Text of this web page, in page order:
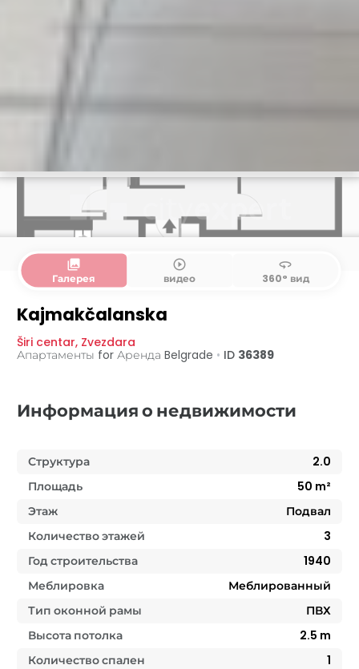
collections
Галерея
play_circle_outline
видео
360
360° вид
Kajmakčalanska
Širi centar, Zvezdara
Апартаменты for Аренда Belgrade • ID 36389
Информация о недвижимости
Структура
2.0
Площадь
50 m²
Этаж
Подвал
Количество этажей
3
Год строительства
1940
Меблировка
Меблированный
Тип оконной рамы
ПВХ
Высота потолка
2.5 m
Количество спален
1